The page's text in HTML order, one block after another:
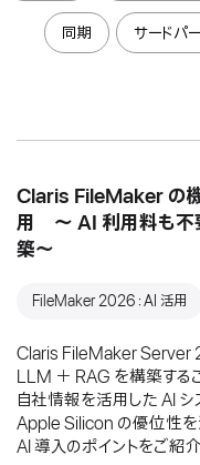
同期 サードパ
Claris FileMaker の機
用 〜 AI 利用料も不
築〜
FileMaker 2026：AI 活用
Claris FileMaker Server
LLM ＋ RAG を構築する
自社情報を活用した AI シ
Apple Silicon の優位性
AI 導入のポイントをご紹介